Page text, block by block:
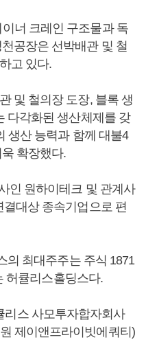
너 크레인 구조물과 독
공장은 선박배관 및 철
고 있다.
및 철의장 도장, 블록 생
다각화된 생산체제를 갖
생산 능력과 함께 대불4
확장했다.
인 원하이테크 및 관계사
대상 종속기업으로 편
의 최대주주는 주식 1871
허큘리스홀딩스다.
스 사모투자합자회사
제이앤프라이빗에쿼티)